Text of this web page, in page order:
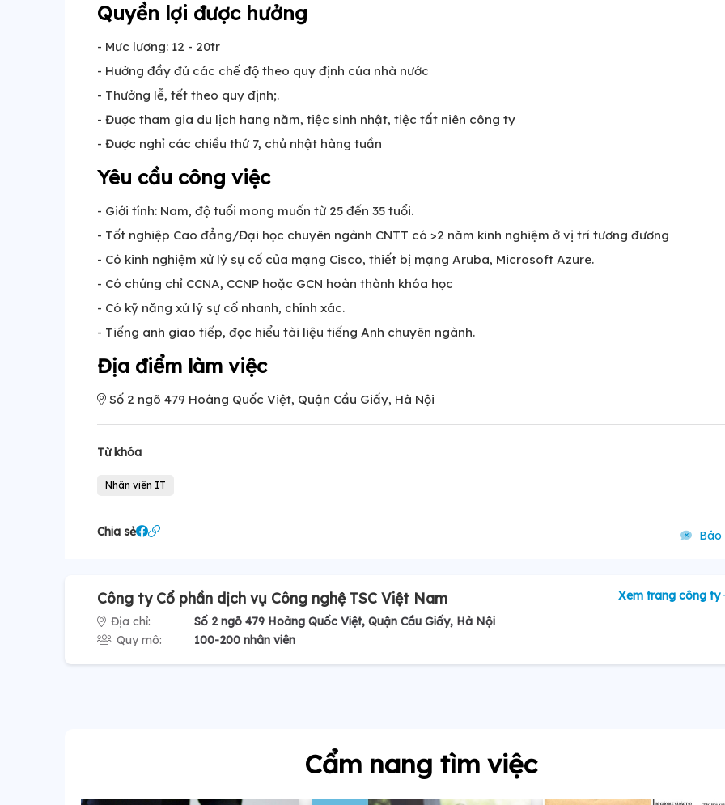
Quyền lợi được hưởng
- Mưc lương: 12 - 20tr
- Hưởng đầy đủ các chế độ theo quy định của nhà nước
- Thưởng lễ, tết theo quy định;.
- Được tham gia du lịch hang năm, tiệc sinh nhật, tiệc tất niên công ty
- Được nghỉ các chiều thứ 7, chủ nhật hàng tuần
Yêu cầu công việc
- Giới tính: Nam, độ tuổi mong muốn từ 25 đến 35 tuổi.
- Tốt nghiệp Cao đẳng/Đại học chuyên ngành CNTT có >2 năm kinh nghiệm ở vị trí tương đương
- Có kinh nghiệm xử lý sự cố của mạng Cisco, thiết bị mạng Aruba, Microsoft Azure.
- Có chứng chỉ CCNA, CCNP hoặc GCN hoàn thành khóa học
- Có kỹ năng xử lý sự cố nhanh, chính xác.
- Tiếng anh giao tiếp, đọc hiểu tài liệu tiếng Anh chuyên ngành.
Địa điểm làm việc
Số 2 ngõ 479 Hoàng Quốc Việt, Quận Cầu Giấy, Hà Nội
Từ khóa
Nhân viên IT
Chia sẻ Báo
Công ty Cổ phần dịch vụ Công nghệ TSC Việt Nam
Địa chỉ:
Số 2 ngõ 479 Hoàng Quốc Việt, Quận Cầu Giấy, Hà Nội
Quy mô:
100-200 nhân viên
Xem trang công ty
Cẩm nang tìm việc